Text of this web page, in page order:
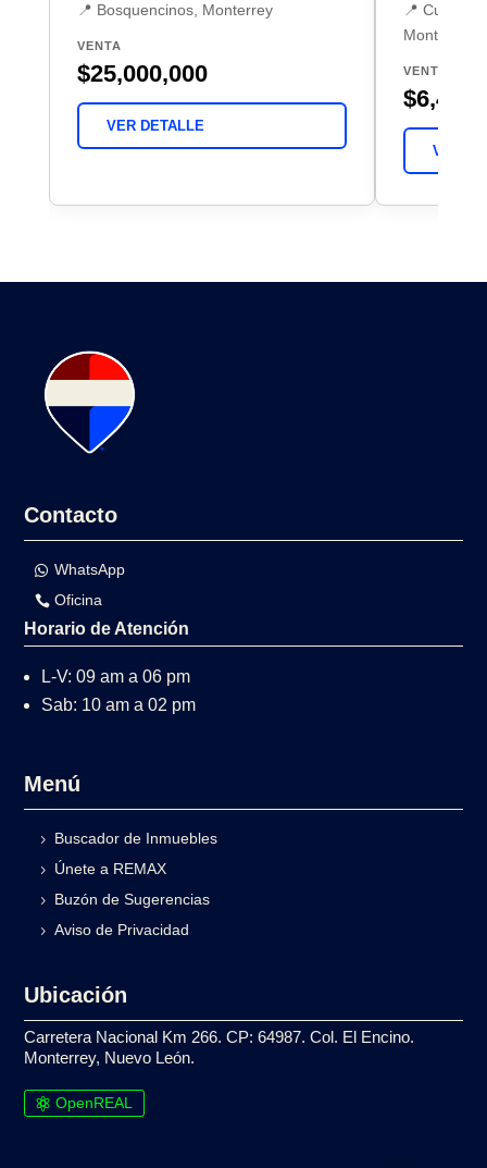
📍 Bosquencinos, Monterrey
VENTA
$25,000,000
VER DETALLE
📍
Monterrey
VENTA
VER
Contacto
WhatsApp
Oficina
Horario de Atención
L-V: 09 am a 06 pm
Sab: 10 am a 02 pm
Menú
Buscador de Inmuebles
Únete a REMAX
Buzón de Sugerencias
Aviso de Privacidad
Ubicación
Carretera Nacional Km 266. CP: 64987. Col. El Encino.
Monterrey, Nuevo León.
OpenREAL